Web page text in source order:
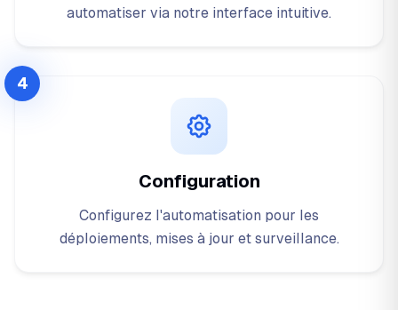
automatiser via notre interface intuitive.
4
Configuration
Configurez l'automatisation pour les
déploiements, mises à jour et surveillance.